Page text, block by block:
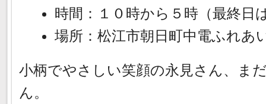
時間：１０時から５時（最終日
場所：松江市朝日町中電ふれ
小柄でやさしい笑顔の永見さん、ま
ん。